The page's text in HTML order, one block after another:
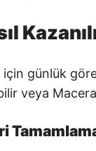
günlük
veya